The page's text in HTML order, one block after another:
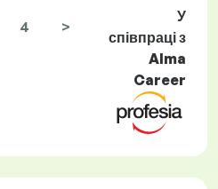
4 >
У
співпраці з
Alma
Career